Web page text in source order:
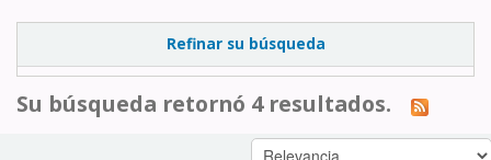
Refinar su búsqueda
Su búsqueda retornó 4 resultados.